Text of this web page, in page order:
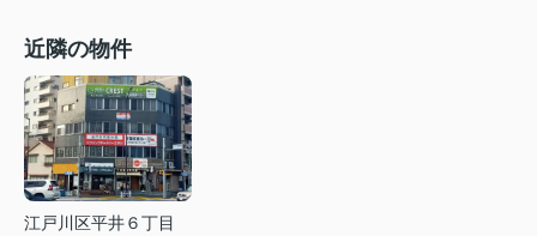
近隣の物件
江戸川区平井６丁目